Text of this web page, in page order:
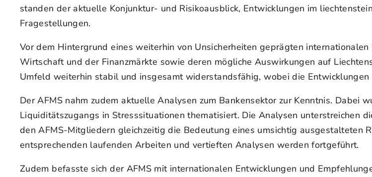
standen der aktuelle Konjunktur- und Risikoausblick, Entwicklungen im
Fragestellungen.
Vor dem Hintergrund eines weiterhin von Unsicherheiten geprägten
Wirtschaft und der Finanzmärkte sowie deren mögliche Auswirkungen auf
Umfeld weiterhin stabil und insgesamt widerstandsfähig, wobei die
Der AFMS nahm zudem aktuelle Analysen zum Bankensektor zur Kenntnis.
Liquiditätszugangs in Stresssituationen thematisiert. Die Analysen unterstreichen
den AFMS-Mitgliedern gleichzeitig die Bedeutung eines umsichtig ausgestalteten
entsprechenden laufenden Arbeiten und vertieften Analysen werden fortgeführt.
Zudem befasste sich der AFMS mit internationalen Entwicklungen und